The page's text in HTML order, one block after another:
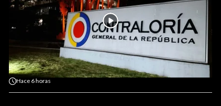
Hace 6 horas